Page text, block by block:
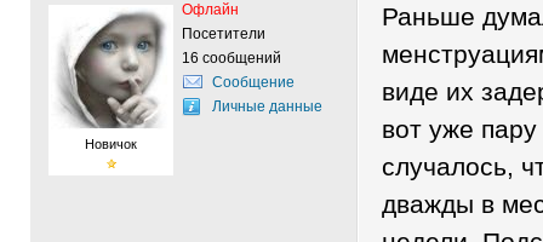
Новичок
Офлайн
Посетители
16 сообщений
Сообщение
Личные данные
Раньше
виде их
вот уже
случалось,
дважды в